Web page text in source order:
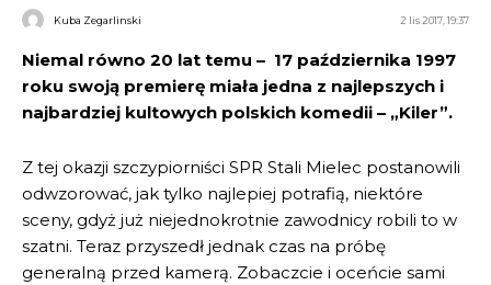
Kuba Zegarlinski 2 lis 2017, 19:37
Niemal równo 20 lat temu – 17 października 1997
roku swoją premierę miała jedna z najlepszych i
najbardziej kultowych polskich komedii – „Kiler”.
Z tej okazji szczypiorniści SPR Stali Mielec postanowili
odwzorować, jak tylko najlepiej potrafią, niektóre
sceny, gdyż już niejednokrotnie zawodnicy robili to w
szatni. Teraz przyszedł jednak czas na próbę
generalną przed kamerą. Zobaczcie i oceńcie sami